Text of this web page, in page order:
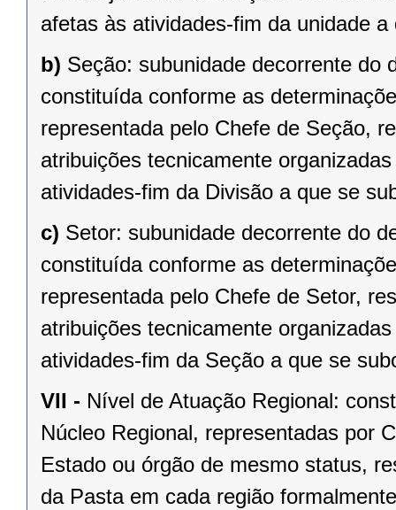
afetas às atividades-fim da unidade a
b) Seção: subunidade decorrente do
constituída conforme as
representada pelo Chefe de Seção,
atribuições tecnicamente
atividades-fim da Divisão a que se
c) Setor: subunidade decorrente do
constituída conforme as
representada pelo Chefe de Setor,
atribuições tecnicamente
atividades-fim da Seção a que se
VII - Nível de Atuação Regional:
Núcleo Regional, representadas por
Estado ou órgão de mesmo status,
da Pasta em cada região